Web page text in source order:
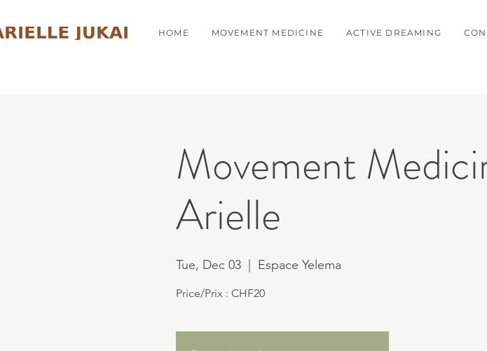
HOME MOVEMENT MEDICINE ACTIVE DREAMING
Movement
Arielle
Tue, Dec 03
  |
Espace Yelema
Price/Prix : CHF20